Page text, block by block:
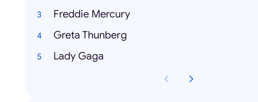
Freddie Mercury
Greta Thunberg
Lady Gaga